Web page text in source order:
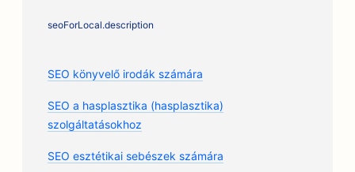
seoForLocal.description
SEO könyvelő irodák számára
SEO a hasplasztika (hasplasztika)
szolgáltatásokhoz
SEO esztétikai sebészek számára